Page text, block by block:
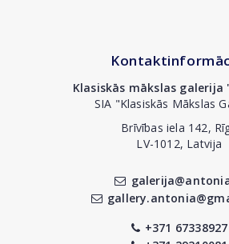
Klasiskās mākslas
SIA "Klasiskās Mākslas
Brīvības iela 142,
LV-1012, Latvija
+371 67338927